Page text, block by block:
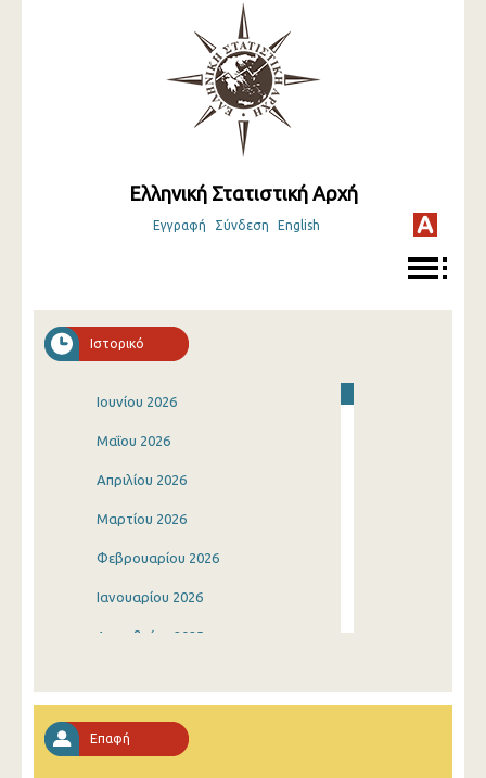
Ελληνική Στατιστική Αρχή
Εγγραφή Σύνδεση English
Ιστορικό
Ιουνίου 2026
Μαΐου 2026
Απριλίου 2026
Μαρτίου 2026
Φεβρουαρίου 2026
Ιανουαρίου 2026
Δεκεμβρίου 2025
Σεπτεμβρίου 2025
Επαφή